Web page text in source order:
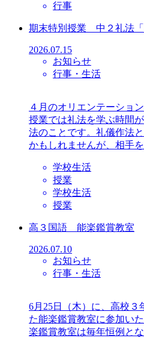
行事
期末特別授業 中２礼法「
2026.07.15
お知らせ
行事・生活
４月のオリエンテーショ
授業では礼法を学ぶ時間
法のことです。礼儀作法
かもしれませんが、相手
学校生活
授業
学校生活
授業
高３国語 能楽鑑賞教室
2026.07.10
お知らせ
行事・生活
6月25日（木）に、高校
た能楽鑑賞教室に参加い
楽鑑賞教室は毎年恒例と